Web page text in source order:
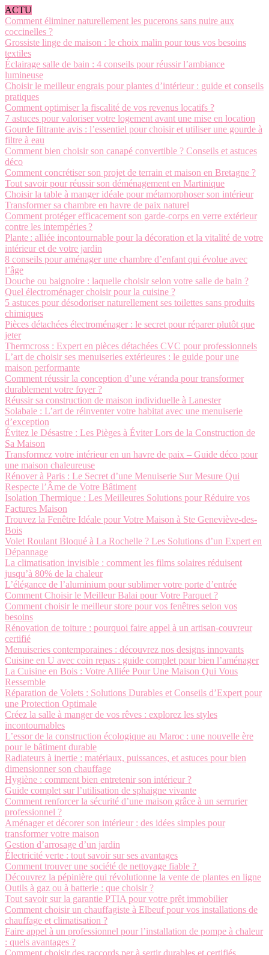
ACTU
Comment éliminer naturellement les pucerons sans nuire aux
coccinelles ?
Grossiste linge de maison : le choix malin pour tous vos besoins
textiles
Éclairage salle de bain : 4 conseils pour réussir l’ambiance
lumineuse
Choisir le meilleur engrais pour plantes d’intérieur : guide et conseils
pratiques
Comment optimiser la fiscalité de vos revenus locatifs ?
7 astuces pour valoriser votre logement avant une mise en location
Gourde filtrante avis : l’essentiel pour choisir et utiliser une gourde à
filtre à eau
Comment bien choisir son canapé convertible ? Conseils et astuces
déco
Comment concrétiser son projet de terrain et maison en Bretagne ?
Tout savoir pour réussir son déménagement en Martinique
Choisir la table à manger idéale pour métamorphoser son intérieur
Transformer sa chambre en havre de paix naturel
Comment protéger efficacement son garde-corps en verre extérieur
contre les intempéries ?
Plante : alliée incontournable pour la décoration et la vitalité de votre
intérieur et de votre jardin
8 conseils pour aménager une chambre d’enfant qui évolue avec
l’âge
Douche ou baignoire : laquelle choisir selon votre salle de bain ?
Quel électroménager choisir pour la cuisine ?
5 astuces pour désodoriser naturellement ses toilettes sans produits
chimiques
Pièces détachées électroménager : le secret pour réparer plutôt que
jeter
Thermcross : Expert en pièces détachées CVC pour professionnels
L’art de choisir ses menuiseries extérieures : le guide pour une
maison performante
Comment réussir la conception d’une véranda pour transformer
durablement votre foyer ?
Réussir sa construction de maison individuelle à Lanester
Solabaie : L’art de réinventer votre habitat avec une menuiserie
d’exception
Évitez le Désastre : Les Pièges à Éviter Lors de la Construction de
Sa Maison
Transformez votre intérieur en un havre de paix – Guide déco pour
une maison chaleureuse
Rénover à Paris : Le Secret d’une Menuiserie Sur Mesure Qui
Respecte l’Âme de Votre Bâtiment
Isolation Thermique : Les Meilleures Solutions pour Réduire vos
Factures Maison
Trouvez la Fenêtre Idéale pour Votre Maison à Ste Geneviève-des-
Bois
Volet Roulant Bloqué à La Rochelle ? Les Solutions d’un Expert en
Dépannage
La climatisation invisible : comment les films solaires réduisent
jusqu’à 80% de la chaleur
L’élégance de l’aluminium pour sublimer votre porte d’entrée
Comment Choisir le Meilleur Balai pour Votre Parquet ?
Comment choisir le meilleur store pour vos fenêtres selon vos
besoins
Rénovation de toiture : pourquoi faire appel à un artisan-couvreur
certifié
Menuiseries contemporaines : découvrez nos designs innovants
Cuisine en U avec coin repas : guide complet pour bien l’aménager
La Cuisine en Bois : Votre Alliée Pour Une Maison Qui Vous
Ressemble
Réparation de Volets : Solutions Durables et Conseils d’Expert pour
une Protection Optimale
Créez la salle à manger de vos rêves : explorez les styles
incontournables
L’essor de la construction écologique au Maroc : une nouvelle ère
pour le bâtiment durable
Radiateurs à inertie : matériaux, puissances, et astuces pour bien
dimensionner son chauffage
Hygiène : comment bien entretenir son intérieur ?
Guide complet sur l’utilisation de sphaigne vivante
Comment renforcer la sécurité d’une maison grâce à un serrurier
professionnel ?
Aménager et décorer son intérieur : des idées simples pour
transformer votre maison
Gestion d’arrosage d’un jardin
Électricité verte : tout savoir sur ses avantages
Comment trouver une société de nettoyage fiable ?
Découvrez la pépinière qui révolutionne la vente de plantes en ligne
Outils à gaz ou à batterie : que choisir ?
Tout savoir sur la garantie PTIA pour votre prêt immobilier
Comment choisir un chauffagiste à Elbeuf pour vos installations de
chauffage et climatisation ?
Faire appel à un professionnel pour l’installation de pompe à chaleur
: quels avantages ?
Comment choisir des raccords per à sertir durables et certifiés